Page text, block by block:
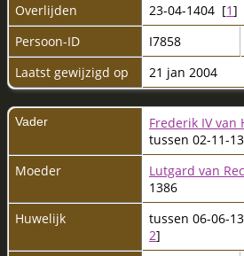
Overlijden
23-04-1404 [1]
Persoon-ID
I7858
Laatst gewijzigd op
21 jan 2004
Vader Frederik IV van
tussen 02-11-
Moeder
Lutgard van
1386
Huwelijk
tussen 06-06-
2]